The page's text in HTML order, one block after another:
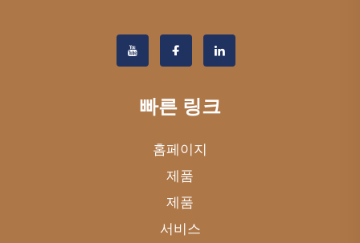
빠른 링크
홈페이지
제품
제품
서비스